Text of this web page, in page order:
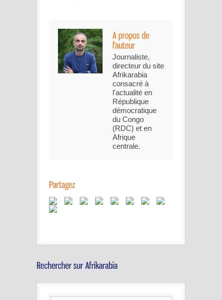
Journaliste,
directeur du site
Afrikarabia
consacré à
l'actualité en
République
démocratique
du Congo
(RDC) et en
Afrique
centrale.